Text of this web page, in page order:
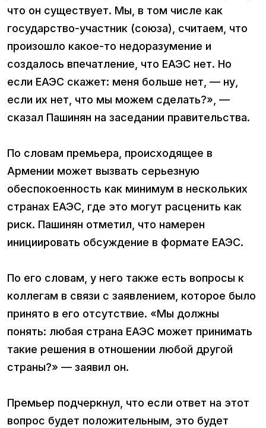
что он существует. Мы, в том числе как
государство-участник (союза), считаем, что
произошло какое-то недоразумение и
создалось впечатление, что ЕАЭС нет. Но
если ЕАЭС скажет: меня больше нет, — ну,
если их нет, что мы можем сделать?», —
сказал Пашинян на заседании правительства.
По словам премьера, происходящее в
Армении может вызвать серьезную
обеспокоенность как минимум в нескольких
странах ЕАЭС, где это могут расценить как
риск. Пашинян отметил, что намерен
инициировать обсуждение в формате ЕАЭС.
По его словам, у него также есть вопросы к
коллегам в связи с заявлением, которое было
принято в его отсутствие. «Мы должны
понять: любая страна ЕАЭС может принимать
такие решения в отношении любой другой
страны?» — заявил он.
Премьер подчеркнул, что если ответ на этот
вопрос будет положительным, это будет